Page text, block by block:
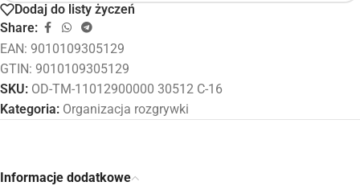
Dodaj do listy życzeń
Share:
EAN: 9010109305129
GTIN: 9010109305129
SKU: OD-TM-11012900000 30512 C-16
Kategoria: Organizacja rozgrywki
Informacje dodatkowe